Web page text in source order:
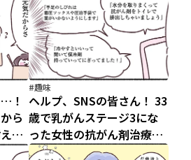
！
ら
る
#趣味
ヘルプ、SNSの皆さん！ 33
歳で乳がんステージ3にな
った女性の抗がん剤治療副
作用対策